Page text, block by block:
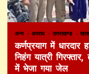
अन्य अपराध उत्तराखण्ड
कर्णप्रयाग में
निहंग यात्री
में भेजा गया जेल